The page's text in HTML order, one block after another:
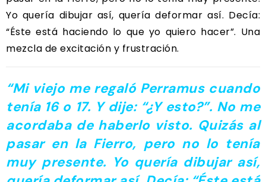
Yo quería dibujar así, quería deformar así. Decía:
“Éste está haciendo lo que yo quiero hacer”. Una
mezcla de excitación y frustración.
“Mi viejo me regaló Perramus cuando
tenía 16 o 17. Y dije: “¿Y esto?”. No me
acordaba de haberlo visto. Quizás al
pasar en la Fierro, pero no lo tenía
muy presente. Yo quería dibujar así,